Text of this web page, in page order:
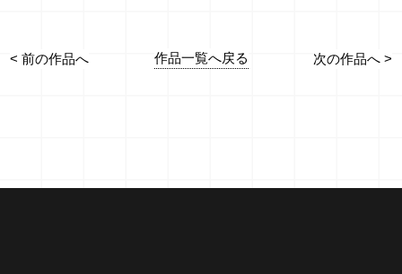
< 前の作品へ 作品一覧へ戻る 次の作品へ >